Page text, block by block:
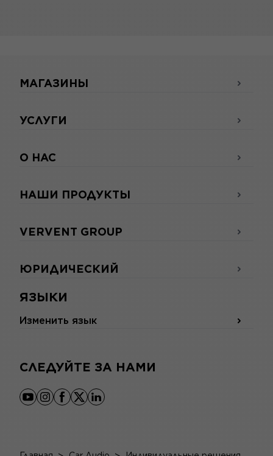
ЯЗЫКИ
Изменить язык
СЛЕДУЙТЕ ЗА НАМИ
youtube
instagram
facebook
x linkedin
МАГАЗИНЫ
УСЛУГИ
О НАС
НАШИ ПРОДУКТЫ
VERVENT GROUP
ЮРИДИЧЕСКИЙ